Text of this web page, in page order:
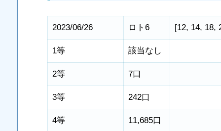
2023/06/26 ロト6 [12, 14, 18,
1等 該当なし
2等 7口
3等 242口
4等 11,685口